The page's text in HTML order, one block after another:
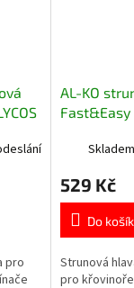
pro
AL-KO
529 Kč
Do
Strunová
pro